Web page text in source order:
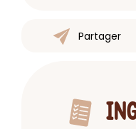
Partager